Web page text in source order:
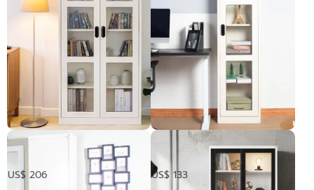
​ ទូឯកសារទ្វារបើក
កញ្ចក់ប្រភេទខ្ពស់
US$ 206
​ ទូឯកសារទ្វារបើក
កញ្ចក់ប្រភេទខ្ពស់
US$ 133